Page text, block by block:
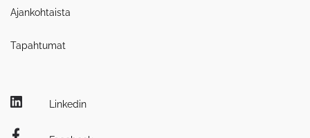
Ajankohtaista
Tapahtumat
Linkedin